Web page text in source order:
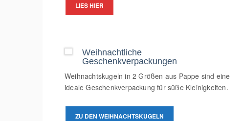
LIES HIER
Weihnachtliche
Geschenkverpackungen
Weihnachtskugeln in 2 Größen aus Pappe sind eine
ideale Geschenkverpackung für süße Kleinigkeiten.
ZU DEN WEIHNACHTSKUGELN